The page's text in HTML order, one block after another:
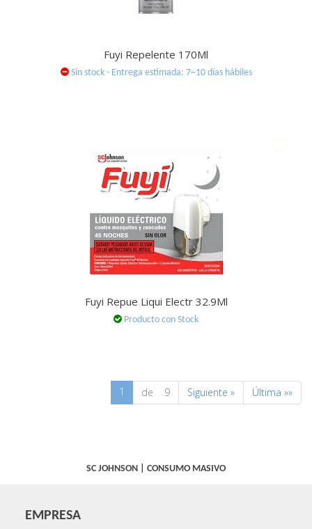
Fuyi Repelente 170Ml
Sin stock - Entrega estimada: 7~10 días hábiles
Fuyi Repue Liqui Electr 32.9Ml
Producto con Stock
1 de 9 Siguiente » Última »»
SC JOHNSON CONSUMO MASIVO
EMPRESA